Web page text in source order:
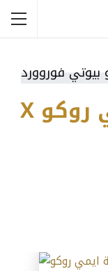
إطلاق مجموعة ايمي روكو X